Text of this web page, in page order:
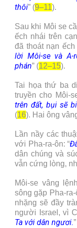
thôi” (9–11).
Sau khi Môi se
ếch nhái trên
đã thoát nạn
lời Môi-se và A-
phán” (12–15).
Tai họa thứ ba
truyền cho Môi-
trên đất, bụi sẽ
(16). Hai ông
Lần nầy các
với Pha-ra-ôn: “
dân chúng và
vẫn cứng lòng,
Môi-se vâng
sông gặp Pha-
nhặng sẽ đầy
người Israel, vì
Ta với dân ngươi.”